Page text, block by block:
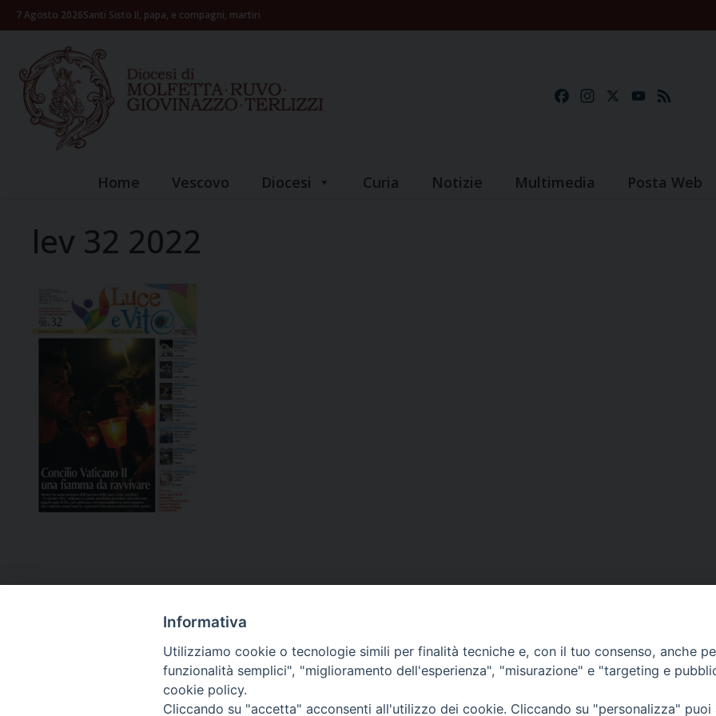
Skip7 Agosto 2026Santi Sisto II, papa, e compagni, martiri
FacebookInstagramYouTube
Home Vescovo Diocesi Curia Notizie Multimedia Posta Web
lev 32 2022
Ufficio Comunicazioni sociali
Informativa
Utilizziamo cookie o tecnologie simili per finalità tecniche e, con il tuo consenso, anche
funzionalità semplici", "miglioramento dell'esperienza", "misurazione" e "targeting e
cookie policy.
Cliccando su "accetta" acconsenti all'utilizzo dei cookie. Cliccando su "personalizza"